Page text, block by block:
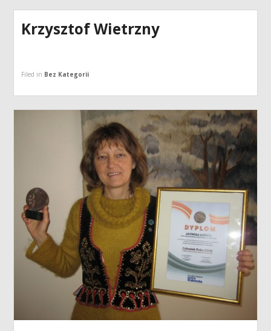
Krzysztof Wietrzny
Filed in Bez Kategorii